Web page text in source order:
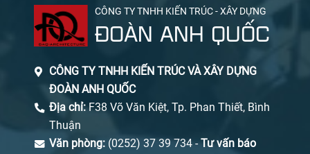
CÔNG TY TNHH KIẾN TRÚC - XÂY DỰNG
ĐOÀN ANH QUỐC
CÔNG TY TNHH KIẾN TRÚC VÀ XÂY DỰNG
ĐOÀN ANH QUỐC
Địa chỉ:F38 Võ Văn Kiệt, Tp. Phan Thiết, Bình
Thuận
Văn phòng: (0252) 37 39 734 -Tư vấn báo